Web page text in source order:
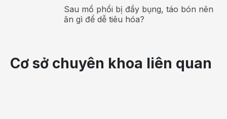
Block nhĩ thất độ 2 được chẩn đoán chính xác trên đo
để di chuyển từ buồng trên của tim (tâm nhĩ) đến
Sau mổ phổi bị đầy bụng, táo bón nên
ăn gì để dễ tiêu hóa?
Cơ sở chuyên khoa liên quan